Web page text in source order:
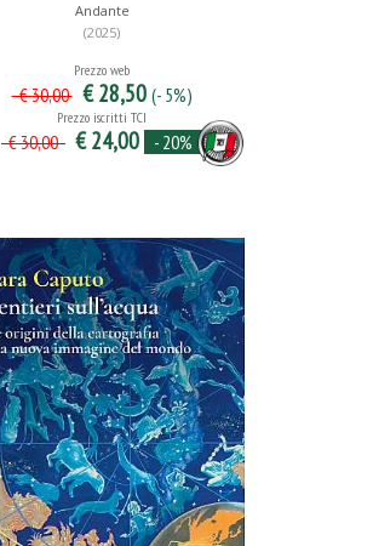
Andante
(2025)
Prezzo web
€ 30,00 € 28,50 (- 5%)
Prezzo iscritti TCI
€ 30,00 € 24,00 - 20%